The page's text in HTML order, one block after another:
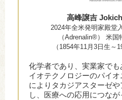
高峰譲吉
2024年全米発明家殿堂
（Adrenalin®） 米
（1854年11月3日生～
化学者であり、実業家で
イオテクノロジーのパイ
によりタカジアスターゼ
し、医療への応用につな